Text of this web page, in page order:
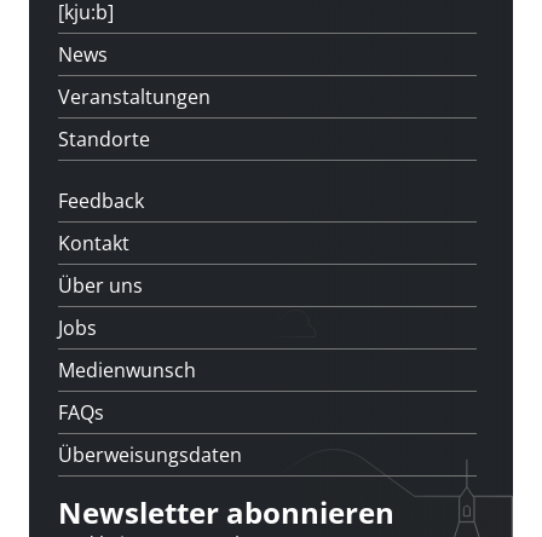
[kju:b]
News
Veranstaltungen
Standorte
Feedback
Kontakt
Über uns
Jobs
Medienwunsch
FAQs
Überweisungsdaten
Newsletter abonnieren